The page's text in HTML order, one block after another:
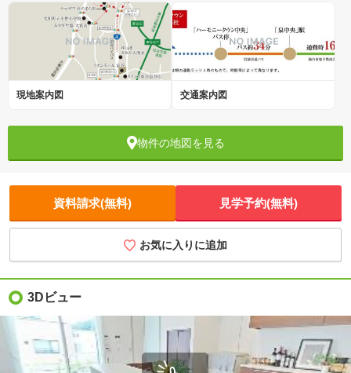
現地案内図 交通案内図
物件の地図を見る
資料請求(無料) 見学予約(無料)
お気に入りに追加
3Dビュー